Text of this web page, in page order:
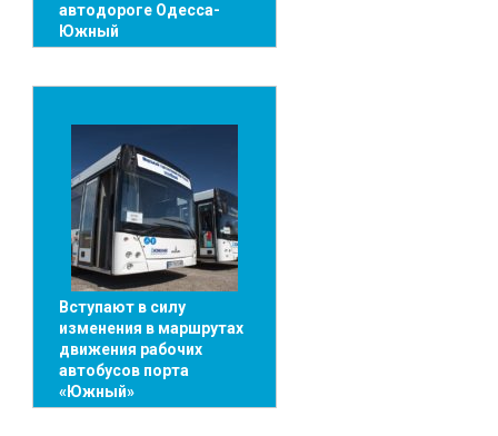
автодороге Одесса-
Южный
Вступают в силу
изменения в маршрутах
движения рабочих
автобусов порта
«Южный»